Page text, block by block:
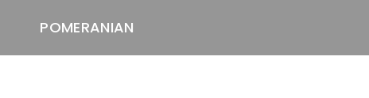
POMERANIAN